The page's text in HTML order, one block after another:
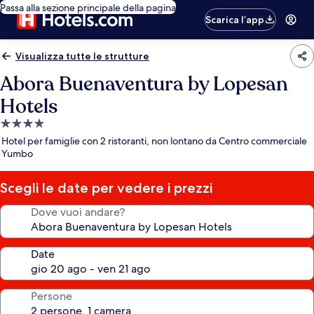
Passa alla sezione principale della pagina
Scarica l’app
Visualizza tutte le strutture
Abora Buenaventura by Lopesan
Hotels
Struttura
a
4.0
stelle
Hotel per famiglie con 2 ristoranti, non lontano da Centro commerciale
Yumbo
Scegli le date per vedere i prezzi
Dove vuoi andare?
Date
Persone